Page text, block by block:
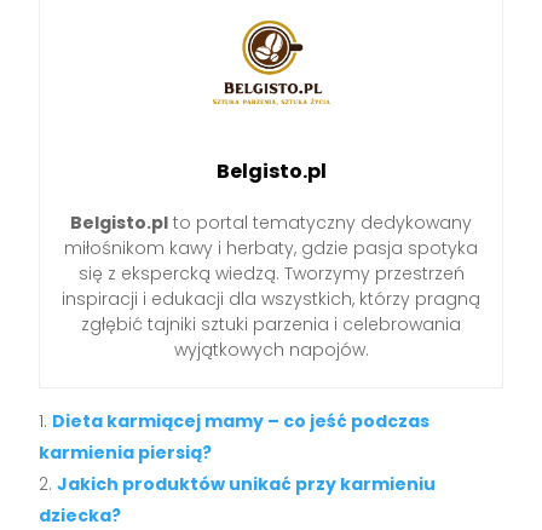
Belgisto.pl
Belgisto.pl to portal tematyczny dedykowany
miłośnikom kawy i herbaty, gdzie pasja spotyka
się z ekspercką wiedzą. Tworzymy przestrzeń
inspiracji i edukacji dla wszystkich, którzy pragną
zgłębić tajniki sztuki parzenia i celebrowania
wyjątkowych napojów.
Dieta karmiącej mamy – co jeść podczas
karmienia piersią?
Jakich produktów unikać przy karmieniu
dziecka?